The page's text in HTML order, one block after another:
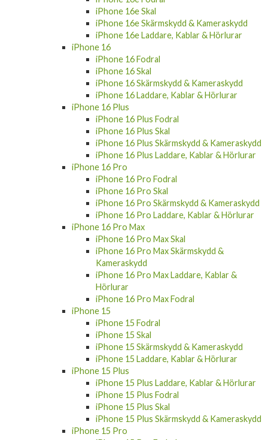
iPhone 16e Skal
iPhone 16e Skärmskydd & Kameraskydd
iPhone 16e Laddare, Kablar & Hörlurar
iPhone 16
iPhone 16 Fodral
iPhone 16 Skal
iPhone 16 Skärmskydd & Kameraskydd
iPhone 16 Laddare, Kablar & Hörlurar
iPhone 16 Plus
iPhone 16 Plus Fodral
iPhone 16 Plus Skal
iPhone 16 Plus Skärmskydd & Kameraskydd
iPhone 16 Plus Laddare, Kablar & Hörlurar
iPhone 16 Pro
iPhone 16 Pro Fodral
iPhone 16 Pro Skal
iPhone 16 Pro Skärmskydd & Kameraskydd
iPhone 16 Pro Laddare, Kablar & Hörlurar
iPhone 16 Pro Max
iPhone 16 Pro Max Skal
iPhone 16 Pro Max Skärmskydd &
Kameraskydd
iPhone 16 Pro Max Laddare, Kablar &
Hörlurar
iPhone 16 Pro Max Fodral
iPhone 15
iPhone 15 Fodral
iPhone 15 Skal
iPhone 15 Skärmskydd & Kameraskydd
iPhone 15 Laddare, Kablar & Hörlurar
iPhone 15 Plus
iPhone 15 Plus Laddare, Kablar & Hörlurar
iPhone 15 Plus Fodral
iPhone 15 Plus Skal
iPhone 15 Plus Skärmskydd & Kameraskydd
iPhone 15 Pro